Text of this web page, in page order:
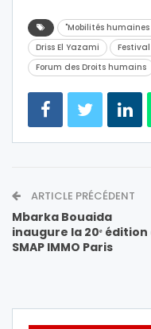
"Mobilités
Driss El Yazami
Forum des Droits humains
ARTICLE PRÉCÉDENT
Mbarka Bouaida
inaugure la 20ᵉ édition
SMAP IMMO Paris